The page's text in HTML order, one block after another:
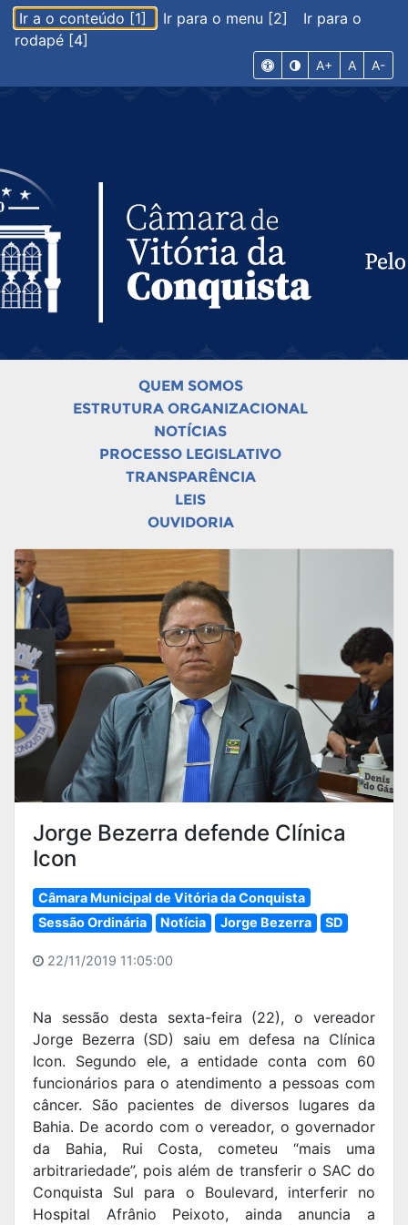
Ir a o conteúdo [1] Ir para o menu [2]
Ir para o
rodapé [4]
A+ A A-
QUEM SOMOS
ESTRUTURA ORGANIZACIONAL
NOTÍCIAS
PROCESSO LEGISLATIVO
TRANSPARÊNCIA
LEIS
OUVIDORIA
Jorge Bezerra defende Clínica
Icon
Câmara Municipal de Vitória da Conquista
Sessão Ordinária
Notícia Jorge Bezerra SD
22/11/2019 11:05:00
Na sessão desta sexta-feira (22), o vereador
Jorge Bezerra (SD) saiu em defesa na Clínica
Icon. Segundo ele, a entidade conta com 60
funcionários para o atendimento a pessoas com
câncer. São pacientes de diversos lugares da
Bahia. De acordo com o vereador, o governador
da Bahia, Rui Costa, cometeu “mais uma
arbitrariedade”, pois além de transferir o SAC do
Conquista Sul para o Boulevard, interferir no
Hospital Afrânio Peixoto, ainda anuncia a